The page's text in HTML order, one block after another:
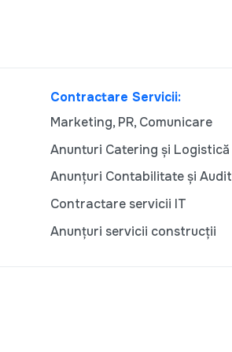
Contractare Servicii:
Marketing, PR, Comunicare
Anunturi Catering și Logistică
Anunțuri Contabilitate și Audit
Contractare servicii IT
Anunțuri servicii construcții